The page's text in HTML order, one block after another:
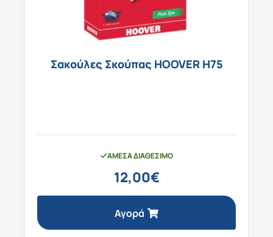
Σακούλες Σκούπας HOOVER H75
ΆΜΕΣΑ ΔΙΑΘΈΣΙΜΟ
12,00€
Αγορά